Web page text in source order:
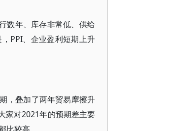
数年、库存非常低、供给
PPI、企业盈利短期上升
，叠加了两年贸易摩擦升
家对2021年的预期差主要